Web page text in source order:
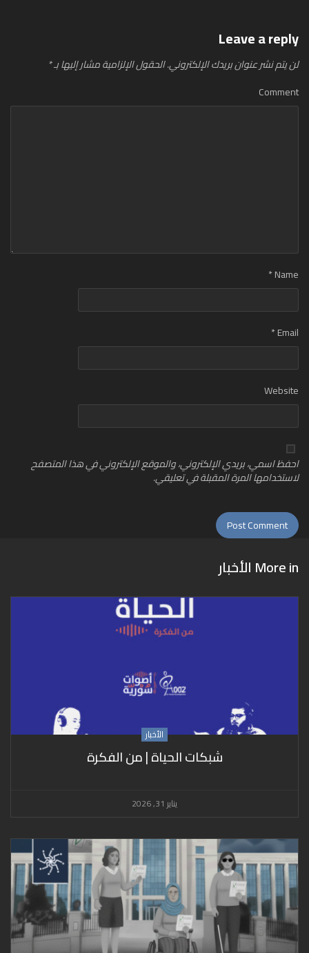
Leave a reply
لن يتم نشر عنوان بريدك الإلكتروني.الحقول الإلزامية مشار إليها بـ*
Comment
Name
*
Email
*
Website
احفظ اسمي، بريدي الإلكتروني، والموقع الإلكتروني في هذا المتصفح
لاستخدامها المرة المقبلة في تعليقي.
More in الأخبار
الأخبار
شبكات الحياة | من الفكرة
يناير 31, 2026